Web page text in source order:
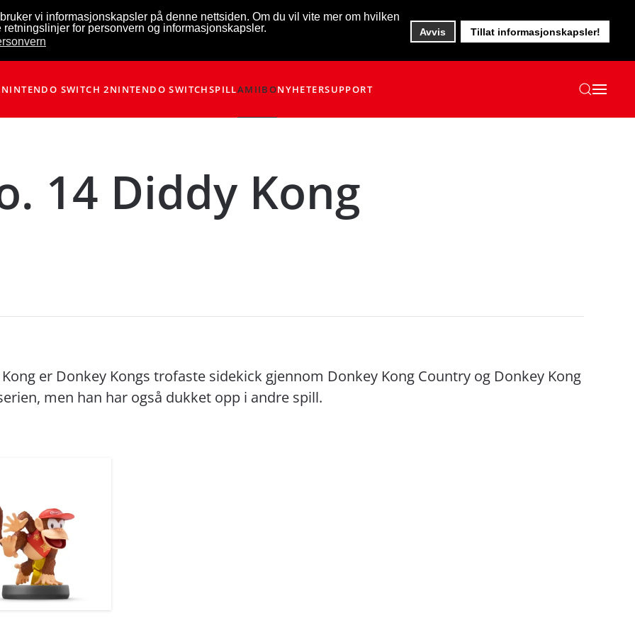
vi informasjonskapsler på denne nettsiden. Om du vil vite mer om hvilken
for personvern og informasjonskapsler.
Avvis Tillat informasjonskapsler!
NINTENDO SWITCH 2NINTENDO SWITCHSPILLAMIIBONYHETERSUPPORT
14 Diddy Kong
er Donkey Kongs trofaste sidekick gjennom Donkey Kong Country og Donkey Kong
men han har også dukket opp i andre spill.